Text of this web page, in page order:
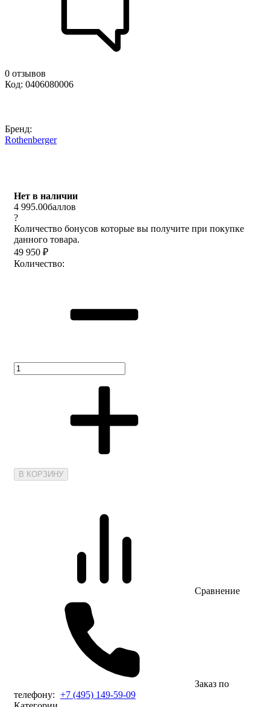
0 отзывов
Код: 0406080006
Бренд:
Rothenberger
Нет в наличии
4 995.00баллов
?
Количество бонусов которые вы получите при покупке
данного товара.
49 950 ₽
Количество:
В КОРЗИНУ
Сравнение
Заказ по
телефону: +7 (495) 149-59-09